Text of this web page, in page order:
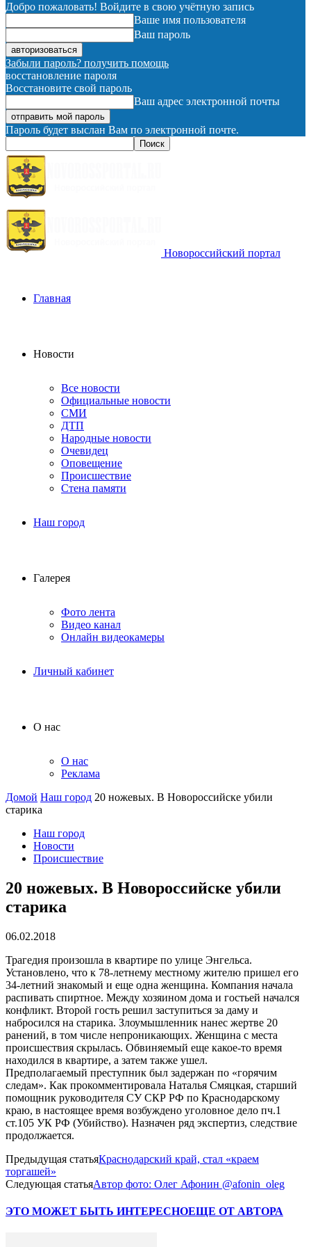
Добро пожаловать! Войдите в свою учётную запись
Ваше имя пользователя
Ваш пароль
Забыли пароль? получить помощь
восстановление пароля
Восстановите свой пароль
Ваш адрес электронной почты
Пароль будет выслан Вам по электронной почте.
Новороссийский портал
Главная
Новости
Все новости
Официальные новости
СМИ
ДТП
Народные новости
Очевидец
Оповещение
Происшествие
Стена памяти
Наш город
Галерея
Фото лента
Видео канал
Онлайн видеокамеры
Личный кабинет
О нас
О нас
Реклама
Домой Наш город 20 ножевых. В Новороссийске убили
старика
Наш город
Новости
Происшествие
20 ножевых. В Новороссийске убили
старика
06.02.2018
Трагедия произошла в квартире по улице Энгельса.
Установлено, что к 78-летнему местному жителю пришел его
34-летний знакомый и еще одна женщина. Компания начала
распивать спиртное. Между хозяином дома и гостьей начался
конфликт. Второй гость решил заступиться за даму и
набросился на старика. Злоумышленник нанес жертве 20
ранений, в том числе непроникающих. Женщина с места
происшествия скрылась. Обвиняемый еще какое-то время
находился в квартире, а затем также ушел.
Предполагаемый преступник был задержан по «горячим
следам». Как прокомментировала Наталья Смяцкая, старший
помощник руководителя СУ СКР РФ по Краснодарскому
краю, в настоящее время возбуждено уголовное дело пч.1
ст.105 УК РФ (Убийство). Назначен ряд экспертиз, следствие
продолжается.
Предыдущая статьяКраснодарский край, стал «краем
торгашей»
Следующая статьяАвтор фото: Олег Афонин @afonin_oleg
ЭТО МОЖЕТ БЫТЬ ИНТЕРЕСНОЕЩЕ ОТ АВТОРА